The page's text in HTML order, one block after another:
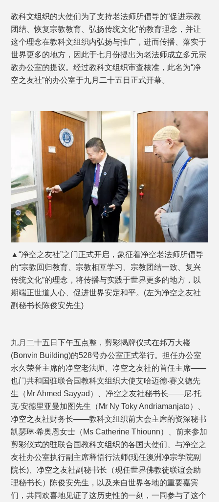
教科文组织的大使们为了支持老法师所倡导的“促进宗教
团结、恢复宗教教育、弘扬传统文化”的教育理念，并让
这个理念在教科文组织内弘扬与推广，进而传播、落实于
世界更多的地方，因此于七月份提出为老法师成立多元宗
教办公室的提议。经过教科文组织审查核准，此名为“净
空之友社”的办公室于九月二十五日正式开幕。
▲“净空之友社”之门正式开启，象征着净空老法师所倡导
的“宗教回归教育、宗教相互学习、宗教团结一致、复兴
传统文化”的理念，将传播与实践于世界更多的地方，以
期端正世道人心、促进世界安定和平。(左为净空之友社
副秘书长陈俊安先生)
九月二十五日下午五点整，剪彩揭牌仪式在邦万大楼
(Bonvin Building)的528号办公室正式举行。担任办公室
永久荣誉主席的净空老法师、净空之友社的首任主席——
也门共和国驻联合国教科文组织大使艾哈迈德‧赛义德先
生（Mr Ahmed Sayyad）、净空之友社秘书长——尼‧托
克‧安德里亚曼加图先生（Mr Ny Toky Andriamanjato）、
净空之友社财务长——教科文组织前大会主席的资深秘书
凯瑟琳‧希奥恩女士（Ms Catherine Thiounn）、前来参加
剪彩仪式的驻联合国教科文组织的各国大使们、与净空之
友社办公室执行副主席释悟行法师(现任澳洲净宗学院副
院长)、净空之友社副秘书长（现任世界佛教徒联谊会助
理秘书长）陈俊安先生，以及来自世界各地的重要嘉宾
们，共同欢喜地见证了这历史性的一刻，一同参与了这个